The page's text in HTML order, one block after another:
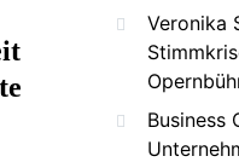
Veronika
Business